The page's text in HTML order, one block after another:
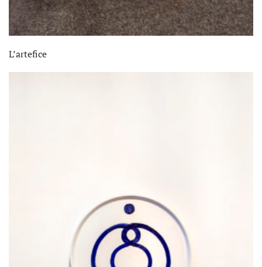
L’artefice